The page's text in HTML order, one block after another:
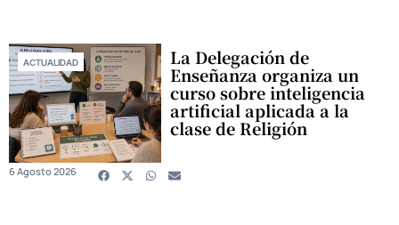
ACTUALIDAD La Delegación de
Enseñanza organiza un
curso sobre inteligencia
artificial aplicada a la
clase de Religión
6 Agosto 2026